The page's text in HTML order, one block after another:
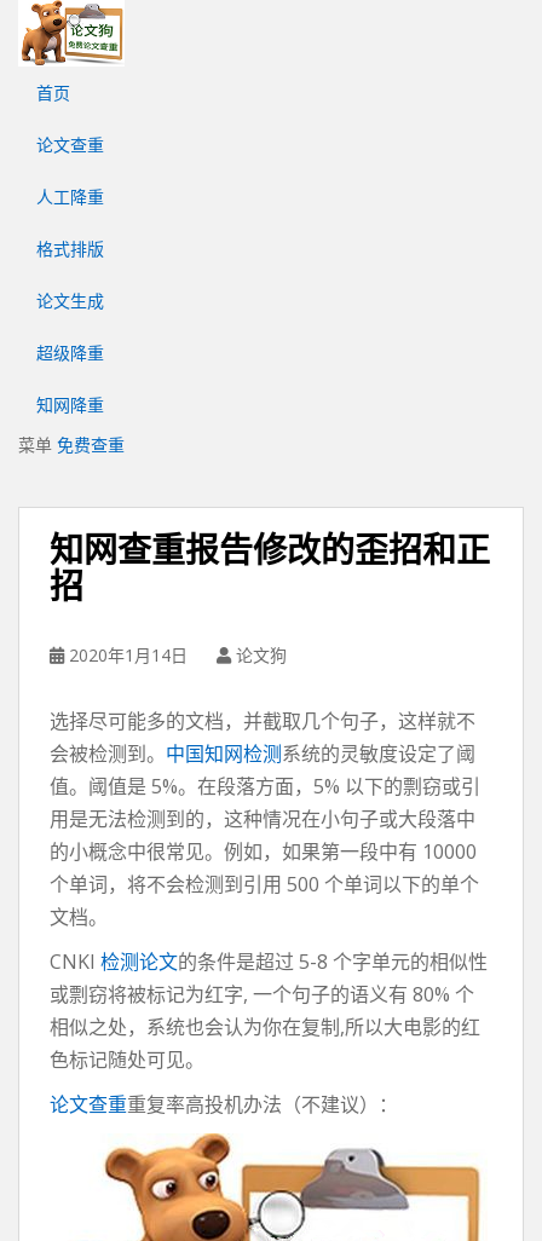
首页
论文查重
人工降重
格式排版
论文生成
超级降重
知网降重
菜单 免费查重
知网查重报告修改的歪招和正
招
2020年1月14日 论文狗
选择尽可能多的文档，并截取几个句子，这样就不
会被检测到。 中国知网检测系统的灵敏度设定了阈
值。阈值是 5%。在段落方面，5% 以下的剽窃或引
用是无法检测到的，这种情况在小句子或大段落中
的小概念中很常见。例如，如果第一段中有 10000
个单词，将不会检测到引用 500 个单词以下的单个
文档。
CNKI 检测论文的条件是超过 5-8 个字单元的相似性
或剽窃将被标记为红字, 一个句子的语义有 80% 个
相似之处，系统也会认为你在复制,所以大电影的红
色标记随处可见。
论文查重重复率高投机办法（不建议）：